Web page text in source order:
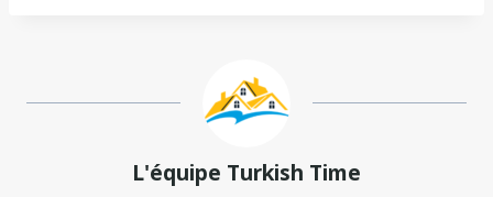
L'équipe Turkish Time